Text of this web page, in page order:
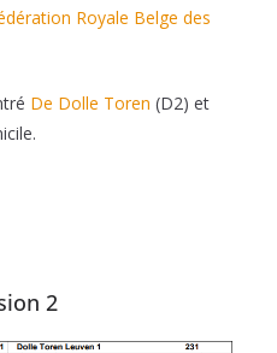
Royale Belge des
De Dolle Toren (D2) et
2